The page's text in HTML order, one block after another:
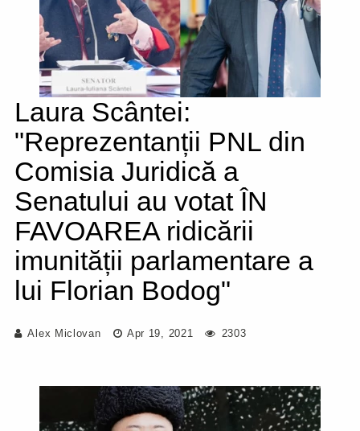
Laura Scântei:
"Reprezentanții PNL din
Comisia Juridică a
Senatului au votat ÎN
FAVOAREA ridicării
imunității parlamentare a
lui Florian Bodog"
Alex Miclovan Apr 19, 2021 2303